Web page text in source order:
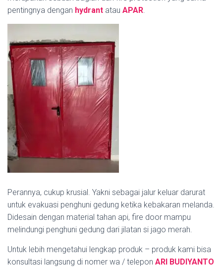
pentingnya dengan hydrant atau APAR.
Perannya, cukup krusial. Yakni sebagai jalur keluar darurat
untuk evakuasi penghuni gedung ketika kebakaran melanda.
Didesain dengan material tahan api, fire door mampu
melindungi penghuni gedung dari jilatan si jago merah.
Untuk lebih mengetahui lengkap produk – produk kami bisa
konsultasi langsung di nomer wa / telepon ARI BUDIYANTO